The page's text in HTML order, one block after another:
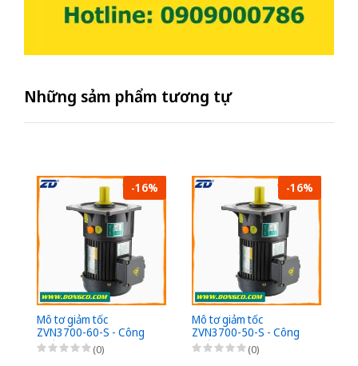
Những sảm phẩm tương tự
-16%
Mô tơ giảm tốc
ZVN3700-60-S - Công
suất 3700W (5HP) - 1/60
- Chân đế - 3Pha
(0)
-16%
Mô tơ giảm tốc
ZVN3700-50-S - Công
suất 3700W (5HP) - 1/50
- Chân đế - 3Pha
(0)